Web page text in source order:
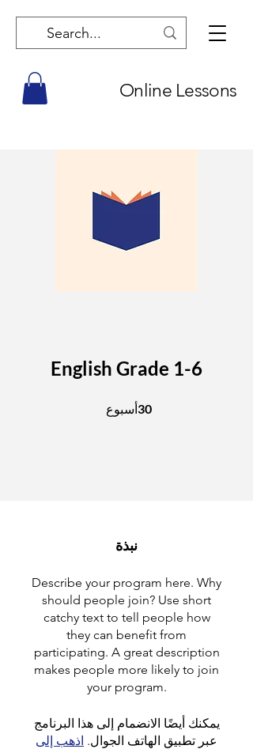
Online Lessons
English Grade 1-6
30أسبوع
نبذة
Describe your program here. Why
should people join? Use short
catchy text to tell people how
they can benefit from
participating. A great description
makes people more likely to join
your program.
يمكنك أيضًا الانضمام إلى هذا البرنامج
عبر تطبيق الهاتف الجوال. اذهب إلى